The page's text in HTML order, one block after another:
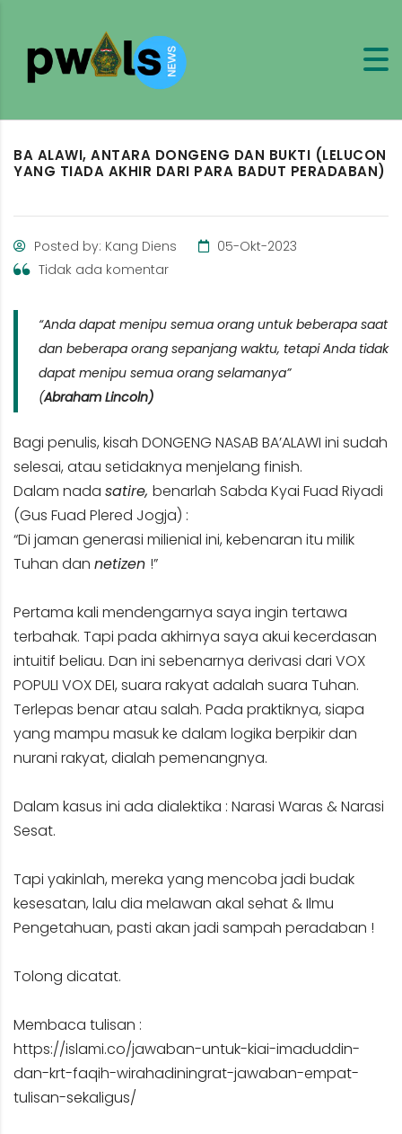
BA ALAWI, ANTARA DONGENG DAN BUKTI (LELUCON
YANG TIADA AKHIR DARI PARA BADUT PERADABAN)
Posted by: Kang Diens
05-Okt-2023
Tidak ada komentar
“Anda dapat menipu semua orang untuk beberapa saat
dan beberapa orang sepanjang waktu, tetapi Anda tidak
dapat menipu semua orang selamanya”
(Abraham Lincoln)
Bagi penulis, kisah DONGENG NASAB BA’ALAWI ini sudah
selesai, atau setidaknya menjelang finish.
Dalam nada satire, benarlah Sabda Kyai Fuad Riyadi
(Gus Fuad Plered Jogja) :
“Di jaman generasi milienial ini, kebenaran itu milik
Tuhan dan netizen !”
Pertama kali mendengarnya saya ingin tertawa
terbahak. Tapi pada akhirnya saya akui kecerdasan
intuitif beliau. Dan ini sebenarnya derivasi dari VOX
POPULI VOX DEI, suara rakyat adalah suara Tuhan.
Terlepas benar atau salah. Pada praktiknya, siapa
yang mampu masuk ke dalam logika berpikir dan
nurani rakyat, dialah pemenangnya.
Dalam kasus ini ada dialektika : Narasi Waras & Narasi
Sesat.
Tapi yakinlah, mereka yang mencoba jadi budak
kesesatan, lalu dia melawan akal sehat & Ilmu
Pengetahuan, pasti akan jadi sampah peradaban !
Tolong dicatat.
Membaca tulisan :
https://islami.co/jawaban-untuk-kiai-imaduddin-
dan-krt-faqih-wirahadiningrat-jawaban-empat-
tulisan-sekaligus/